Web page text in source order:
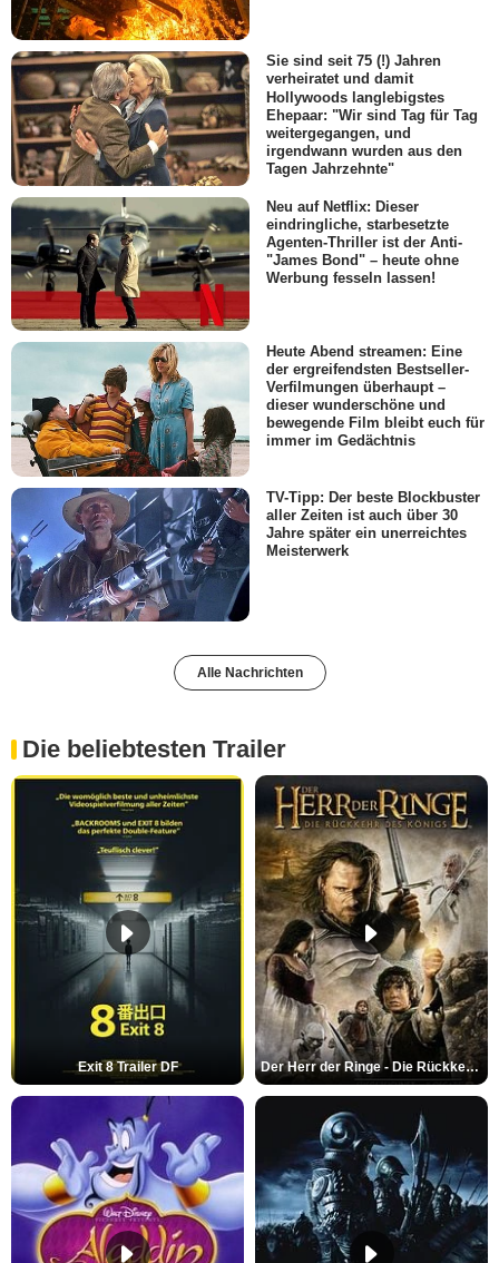
Sie sind seit 75 (!) Jahren
verheiratet und damit
Hollywoods langlebigstes
Ehepaar: "Wir sind Tag für Tag
weitergegangen, und
irgendwann wurden aus den
Tagen Jahrzehnte"
Neu auf Netflix: Dieser
eindringliche, starbesetzte
Agenten-Thriller ist der Anti-
"James Bond" – heute ohne
Werbung fesseln lassen!
Heute Abend streamen: Eine
der ergreifendsten Bestseller-
Verfilmungen überhaupt –
dieser wunderschöne und
bewegende Film bleibt euch für
immer im Gedächtnis
TV-Tipp: Der beste Blockbuster
aller Zeiten ist auch über 30
Jahre später ein unerreichtes
Meisterwerk
Alle Nachrichten
Die beliebtesten Trailer
Exit 8 Trailer DF Der Herr der Ringe - Die Rückkehr des Königs Trailer OV